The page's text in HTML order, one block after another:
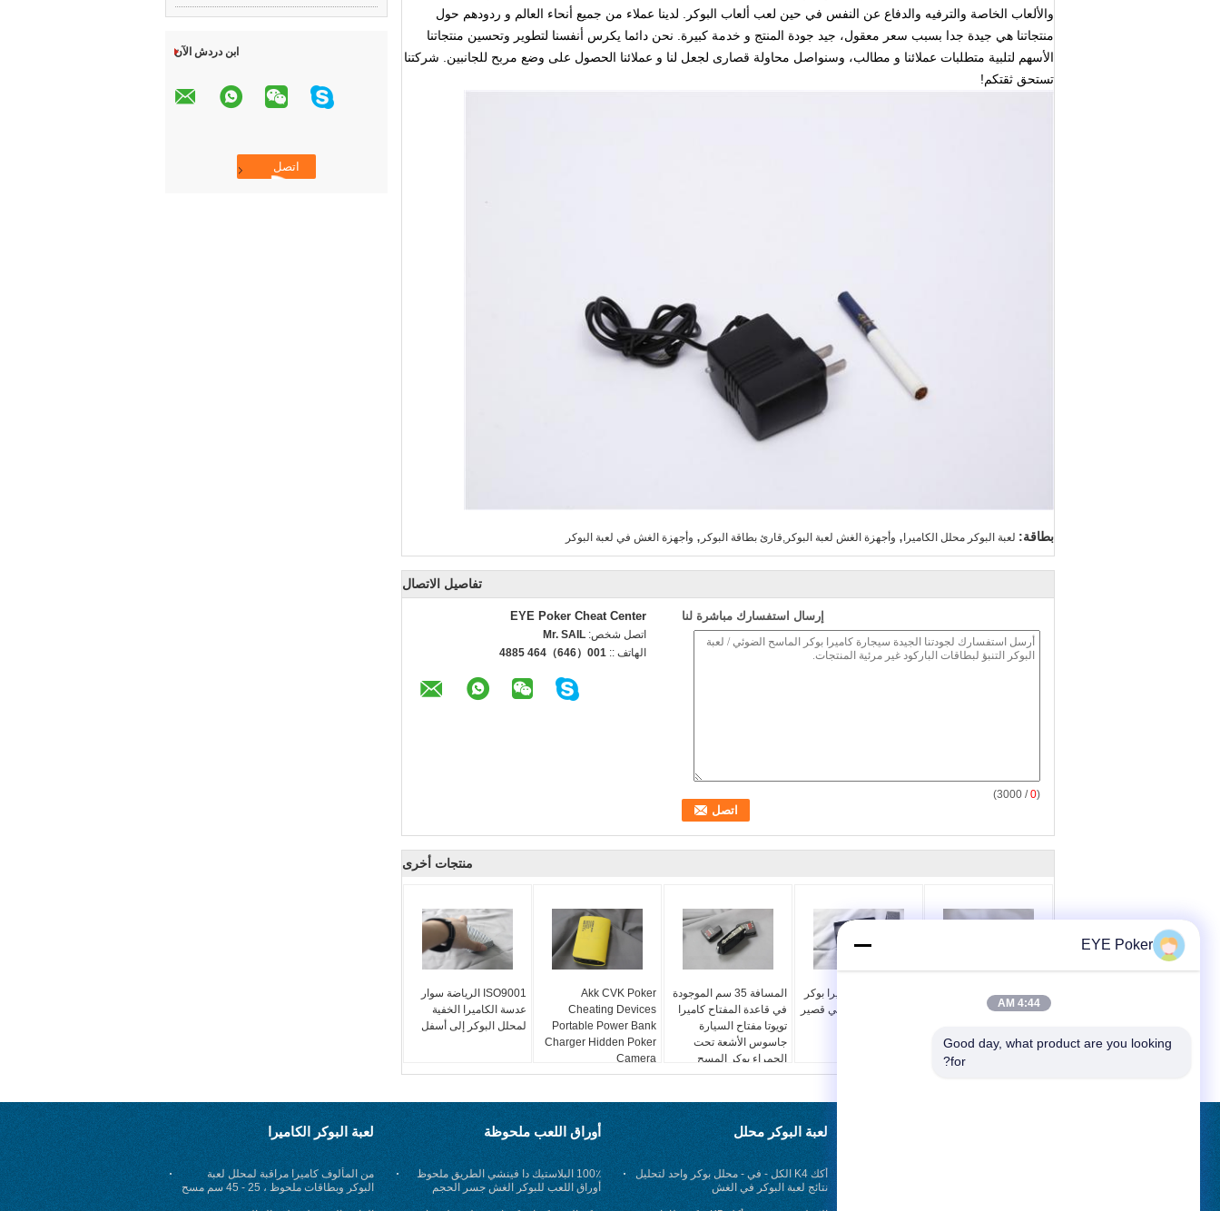
ابن دردش الآن
والألعاب الخاصة والترفيه والدفاع عن النفس في حين لعب ألعاب البوكر.
لدينا عملاء من جميع أنحاء العالم و ردودهم حول
منتجاتنا هي جيدة جدا بسبب سعر معقول، جيد جودة المنتج و خدمة كبيرة.
نحن دائما يكرس أنفسنا لتطوير وتحسين منتجاتنا
الأسهم لتلبية متطلبات عملائنا و مطالب، وسنواصل محاولة قصارى لجعل لنا و عملائنا الحصول على وضع مربح للجانبين.
شركتنا
تستحق ثقتكم!
بطاقة: لعبة البوكر محلل الكاميرا , وأجهزة الغش لعبة البوكر,قارئ بطاقة البوكر , وأجهزة الغش في لعبة البوكر
تفاصيل الاتصال
EYE Poker Cheat Center
اتصل شخص: Mr. SAIL
الهاتف :: 001（646）464 4885
إرسال استفسارك مباشرة لنا
(
0
/ 3000)
منتجات أخرى
ISO9001 الرياضة سوار
عدسة الكاميرا الخفية
لمحلل البوكر إلى أسفل
Akk CVK Poker
Cheating Devices
Portable Power Bank
Charger Hidden Poker
Camera
المسافة 35 سم الموجودة
في قاعدة المفتاح كاميرا
تويوتا مفتاح السيارة
جاسوس الأشعة تحت
الحمراء بوكر المسح
2 ساعة محلل كاميرا بوكر
25 سم سوار رياضي قصير
الخرز الخشب الصلب
المخفية البسيطة لعبة
قصيرة للعبة أوماها
لعبة البوكر الكاميرا
من المألوف كاميرا مراقبة لمحلل لعبة
البوكر وبطاقات ملحوظ ، 25 - 45 سم مسح
المسافة
أوراق اللعب ملحوظة
100٪ البلاستيك دا فينشي الطريق ملحوظ
أوراق اللعب للبوكر الغش جسر الحجم
لعبة البوكر محلل
أكك K4 الكل - في - محلل بوكر واحد لتحليل
نتائج لعبة البوكر في الغش
EYE Poker
4:44 AM
Good day, what product are you looking
for?